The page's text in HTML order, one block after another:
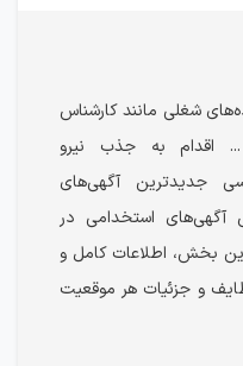
شغلی مانند کارشناس
اقدام به جذب نیرو
جدیدترین آگهی‌های
استخدامی در
بخش، اطلاعات کامل و
و جزئیات هر موقعیت